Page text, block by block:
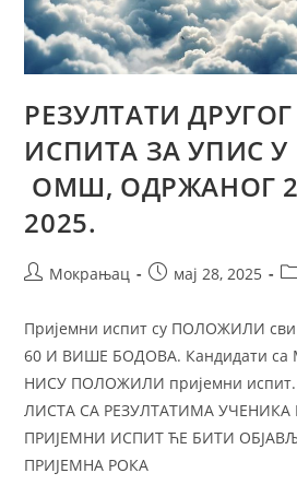
РЕЗУЛТАТИ
ИСПИТА ЗА УПИС У
ОМШ, ОДРЖАНОГ
2025.
Мокрањац мај 28, 2025
Пријемни испит су ПОЛОЖИЛИ сви
60 И ВИШЕ БОДОВА. Кандидати
НИСУ ПОЛОЖИЛИ пријемни
ЛИСТА СА РЕЗУЛТАТИМА
ПРИЈЕМНИ ИСПИТ ЋЕ БИТИ
ПРИЈЕМНА РОКА